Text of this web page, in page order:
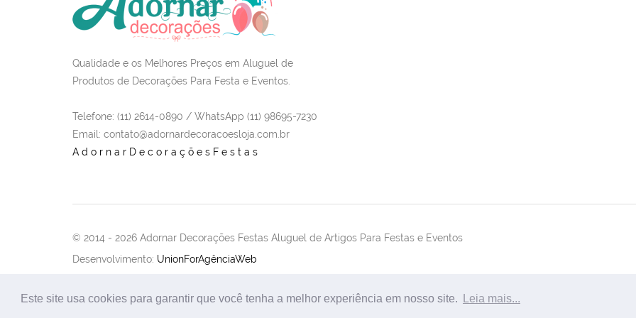
Este site usa cookies para garantir que você tenha a melhor experiência em nosso site. Leia mais...
Qualidade e os Melhores Preços em Aluguel de
Produtos de Decorações Para Festa e Eventos.
Telefone: (11) 2614-0890 / WhatsApp (11) 98695-7230
Email : contato@adornardecoracoesloja.com.br
AdornarDecoraçõesFestas
© 2014 - 2026 Adornar Decorações Festas Aluguel de Artigos Para Festas e Eventos
Desenvolvimento: UnionForAgênciaWeb